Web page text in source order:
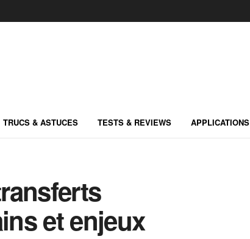
TRUCS & ASTUCES TESTS & REVIEWS APPLICATIONS
et enjeux